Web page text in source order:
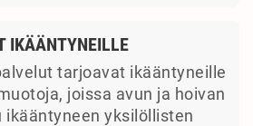
IKÄÄNTYNEILLE
tarjoavat ikääntyneille
joissa avun ja hoivan
ikääntyneen yksilöllisten